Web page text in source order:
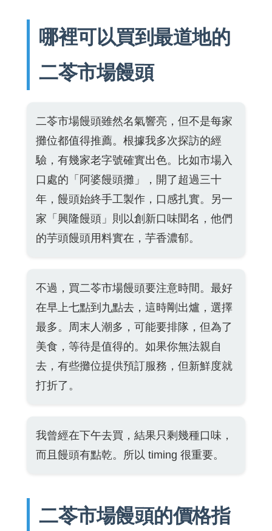
哪裡可以買到最道地的
二苓市場饅頭
二苓市場饅頭雖然名氣響亮，但不是每家
攤位都值得推薦。根據我多次探訪的經
驗，有幾家老字號確實出色。比如市場入
口處的「阿婆饅頭攤」，開了超過三十
年，饅頭始終手工製作，口感扎實。另一
家「興隆饅頭」則以創新口味聞名，他們
的芋頭饅頭用料實在，芋香濃郁。
不過，買二苓市場饅頭要注意時間。最好
在早上七點到九點去，這時剛出爐，選擇
最多。周末人潮多，可能要排隊，但為了
美食，等待是值得的。如果你無法親自
去，有些攤位提供預訂服務，但新鮮度就
打折了。
我曾經在下午去買，結果只剩幾種口味，
而且饅頭有點乾。所以 timing 很重要。
二苓市場饅頭的價格指